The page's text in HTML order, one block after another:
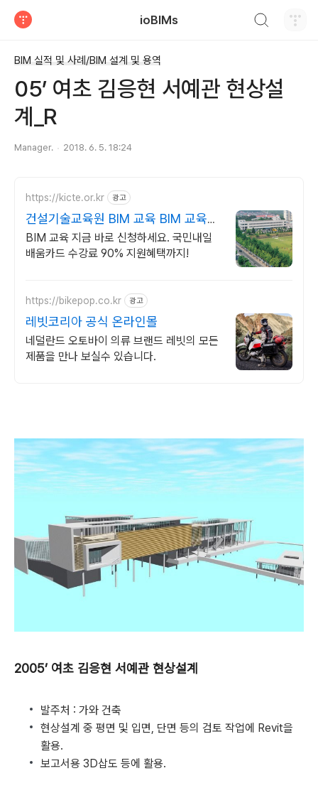
ioBIMs
BIM 실적 및 사례/BIM 설계 및 용역
05’ 여초 김응현 서예관 현상설
계_R
Manager. 2018. 6. 5. 18:24
https://kicte.or.kr 광고
건설기술교육원 BIM 교육 BIM 교육신
청
BIM 교육 지금 바로 신청하세요. 국민내일
배움카드 수강료 90% 지원혜택까지!
https://bikepop.co.kr 광고
레빗코리아 공식 온라인몰
네덜란드 오토바이 의류 브랜드 레빗의 모든
제품을 만나 보실수 있습니다.
2005’ 여초 김응현 서예관 현상설계
발주처 : 가와 건축
현상설계 중 평면 및 입면, 단면 등의 검토 작업에 Revit을
활용.
보고서용 3D삽도 등에 활용.